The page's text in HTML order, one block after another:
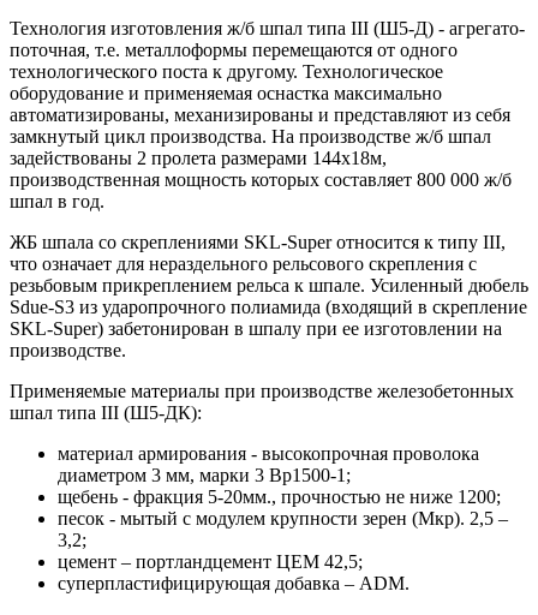
Технология изготовления ж/б шпал типа ІІІ (Ш5-Д) - агрегато-
поточная, т.е. металлоформы перемещаются от одного
технологического поста к другому. Технологическое
оборудование и применяемая оснастка максимально
автоматизированы, механизированы и представляют из себя
замкнутый цикл производства. На производстве ж/б шпал
задействованы 2 пролета размерами 144х18м,
производственная мощность которых составляет 800 000 ж/б
шпал в год.
ЖБ шпала со скреплениями SKL-Super относится к типу III,
что означает для нераздельного рельсового скрепления с
резьбовым прикреплением рельса к шпале. Усиленный дюбель
Sdue-S3 из ударопрочного полиамида (входящий в скрепление
SKL-Super) забетонирован в шпалу при ее изготовлении на
производстве.
Применяемые материалы при производстве железобетонных
шпал типа ІІІ (Ш5-ДК):
материал армирования - высокопрочная проволока
диаметром 3 мм, марки 3 Вр1500-1;
щебень - фракция 5-20мм., прочностью не ниже 1200;
песок - мытый с модулем крупности зерен (Мкр). 2,5 –
3,2;
цемент – портландцемент ЦЕМ 42,5;
суперпластифицирующая добавка – ADM.